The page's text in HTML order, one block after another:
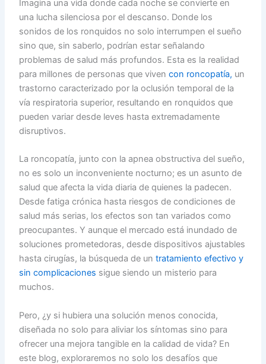
Imagina una vida donde cada noche se convierte en
una lucha silenciosa por el descanso. Donde los
sonidos de los ronquidos no solo interrumpen el sueño
sino que, sin saberlo, podrían estar señalando
problemas de salud más profundos. Esta es la realidad
para millones de personas que vivencon roncopatía, un
trastorno caracterizado por la oclusión temporal de la
vía respiratoria superior, resultando en ronquidos que
pueden variar desde leves hasta extremadamente
disruptivos.
La roncopatía, junto con la apnea obstructiva del sueño,
no es solo un inconveniente nocturno; es un asunto de
salud que afecta la vida diaria de quienes la padecen.
Desde fatiga crónica hasta riesgos de condiciones de
salud más serias, los efectos son tan variados como
preocupantes. Y aunque el mercado está inundado de
soluciones prometedoras, desde dispositivos ajustables
hasta cirugías, la búsqueda de un tratamiento efectivo y
sin complicaciones sigue siendo un misterio para
muchos.
Pero, ¿y si hubiera una solución menos conocida,
diseñada no solo para aliviar los síntomas sino para
ofrecer una mejora tangible en la calidad de vida? En
este blog, exploraremos no solo los desafíos que